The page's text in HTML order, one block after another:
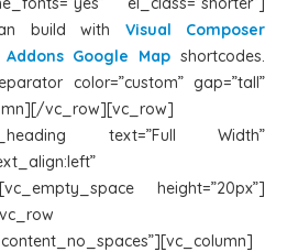
build with Visual Composer
Google Map shortcodes.
color=”custom” gap=”tall”
vc_row][vc_row]
text=”Full Width”
height=”20px”]